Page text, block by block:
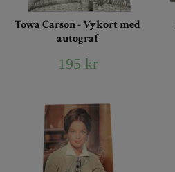
Towa Carson - Vykort med
autograf
195 kr